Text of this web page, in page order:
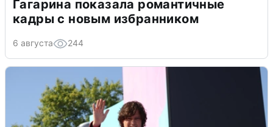
Гагарина показала романтичные
кадры с новым избранником
6 августа 244